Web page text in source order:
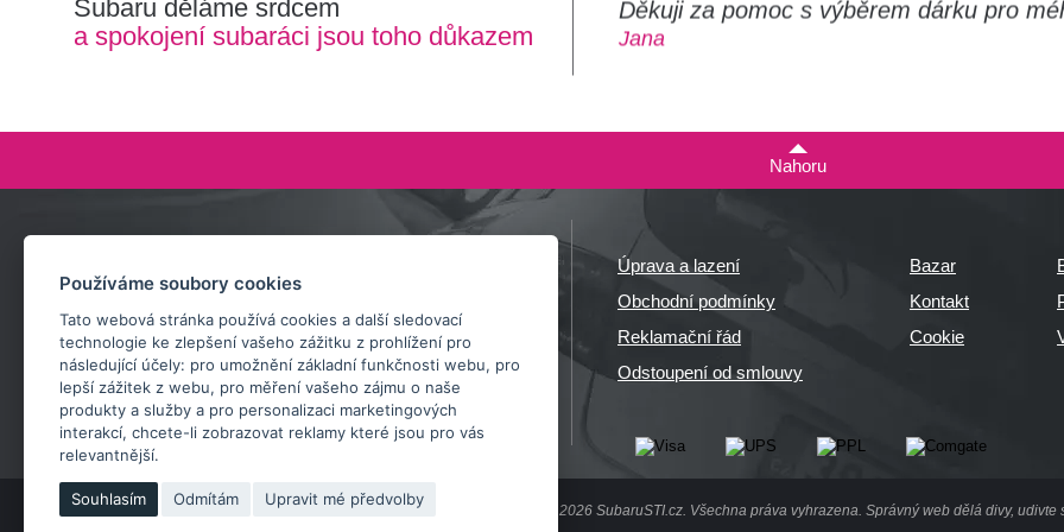
Používáme soubory cookies
Tato webová stránka používá cookies a další sledovací
technologie ke zlepšení vašeho zážitku z prohlížení pro
následující účely: pro umožnění základní funkčnosti webu, pro
lepší zážitek z webu, pro měření vašeho zájmu o naše
produkty a služby a pro personalizaci marketingových
interakcí, chcete-li zobrazovat reklamy které jsou pro vás
relevantnější.
Souhlasím Odmítám Upravit mé předvolby
Subaru děláme srdcem
a spokojení subaráci jsou toho důkazem
Děkuji za pomoc s výběrem dárku pro
Jana
Nahoru
+420 732 218 685
rosta@subarusti.cz
POŠLI DOTAZ
Úprava a lazení
Obchodní podmínky
Reklamační řád
Odstoupení od smlouvy
Bazar
Kontakt
Cookie
Copyright © 2026 SubaruSTI.cz. Všechna práva vyhrazena. Správný web dělá divy, udivte